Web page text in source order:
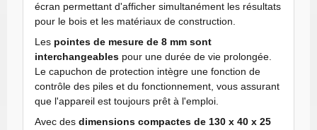
écran permettant d'afficher simultanément les résultats
pour le bois et les matériaux de construction.
Les pointes de mesure de 8 mm sont
interchangeables pour une durée de vie prolongée.
Le capuchon de protection intègre une fonction de
contrôle des piles et du fonctionnement, vous assurant
que l'appareil est toujours prêt à l'emploi.
Avec des dimensions compactes de 130 x 40 x 25